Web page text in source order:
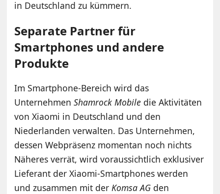
in Deutschland zu kümmern.
Separate Partner für
Smartphones und andere
Produkte
Im Smartphone-Bereich wird das
UnternehmenShamrock Mobile die Aktivitäten
von Xiaomi in Deutschland und den
Niederlanden verwalten. Das Unternehmen,
dessen Webpräsenz momentan noch nichts
Näheres verrät, wird voraussichtlich exklusiver
Lieferant der Xiaomi-Smartphones werden
und zusammen mit derKomsa AG den